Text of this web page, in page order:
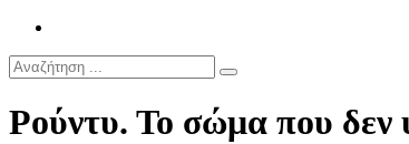
Ρούντυ. Το σώμα που δεν